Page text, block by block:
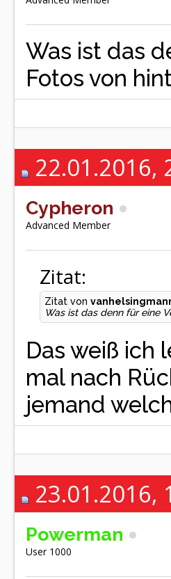
Was ist das
Fotos von
22.01.2016,
Cypheron
Advanced Member
Zitat:
Zitat von
Was ist das denn für eine
Das weiß ich
mal nach
jemand
23.01.2016,
Powerman
User 1000